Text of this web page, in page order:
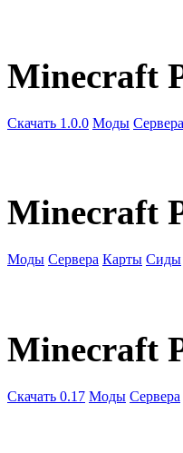
Minecraft
Скачать 1.0.0 Моды Сервера
Minecraft
Моды Сервера Карты Сиды
Minecraft
Скачать 0.17 Моды Сервера